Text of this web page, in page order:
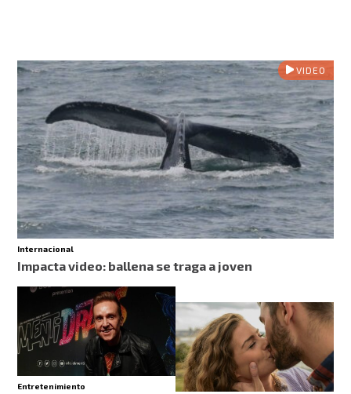
VIDEO
Internacional
Impacta video: ballena se traga a joven
Entretenimiento